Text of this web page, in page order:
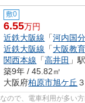
敷0
6.55万円
近鉄大阪線 「河内国分
近鉄大阪線 「大阪教
関西本線 「高井田 」
築9年 / 45.82㎡
大阪府柏原市旭ケ丘
ので、電車利用が多い